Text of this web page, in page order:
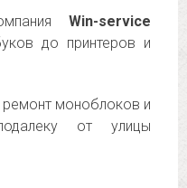
Win-service
до принтеров и
моноблоков и
от улицы